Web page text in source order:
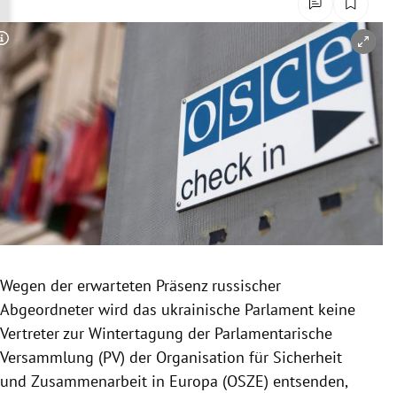
Untermenü
Untermenü
Untermenü
Untermenü
Untermenü
Untermenü
Untermenü
Copyright-Hinweis öffnen/schließen
Wegen der erwarteten Präsenz russischer
Abgeordneter wird das ukrainische Parlament keine
Vertreter zur Wintertagung der Parlamentarische
Versammlung (PV) der Organisation für Sicherheit
und Zusammenarbeit in Europa (OSZE) entsenden,